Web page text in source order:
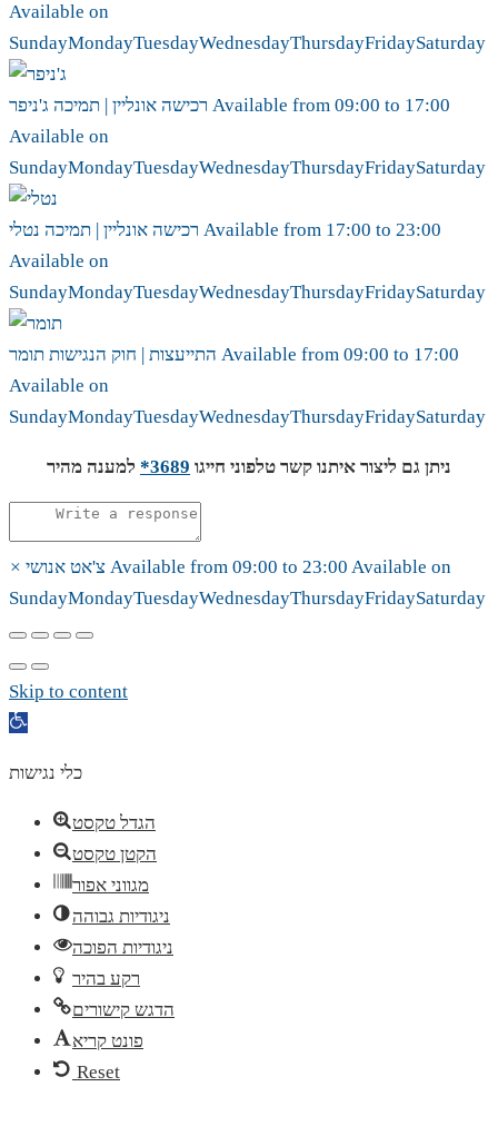
Available on
SundayMondayTuesdayWednesdayThursdayFridaySaturday
רכישה אונליין | תמיכה Available from 09:00 to 17:00
Available on
SundayMondayTuesdayWednesdayThursdayFridaySaturday
רכישה אונליין | תמיכה Available from 17:00 to 23:00
Available on
SundayMondayTuesdayWednesdayThursdayFridaySaturday
התייעצות | חוק הנגישות Available from 09:00 to 17:00
Available on
SundayMondayTuesdayWednesdayThursdayFridaySaturday
ניתן גם ליצור איתנו קשר טלפוני חייגו 3689* למענה מהיר
× צ'אט אנושי Available from 09:00 to 23:00 Available on
SundayMondayTuesdayWednesdayThursdayFridaySaturday
Skip to content
Open
כלי נגישות
הגדל טקסט
הקטן טקסט
מגווני אפור
ניגודיות גבוהה
ניגודיות הפוכה
רקע בהיר
הדגש קישורים
פונט קריא
Reset